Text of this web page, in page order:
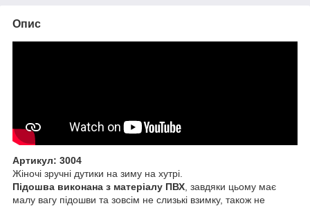
Опис
Артикул: 3004
Жіночі зручні дутики на зиму на хутрі.
Підошва виконана з матеріалу ПВХ , завдяки цьому має
малу вагу підошви та зовсім не слизькі взимку, також не